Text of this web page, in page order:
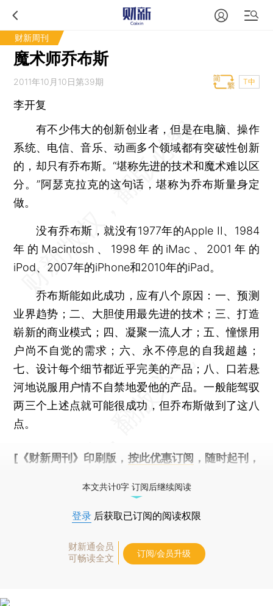
财新周刊
魔术师乔布斯
2011年10月10日第39期 T中
李开复
有不少伟大的创新创业者，但是在电脑、操作
系统、电信、音乐、动画多个领域都有突破性创新
的，却只有乔布斯。“堪称先进的技术和魔术难以区
分。”阿瑟克拉克的这句话，堪称为乔布斯量身定
做。
没有乔布斯，就没有1977年的Apple II、1984
年的Macintosh、1998年的iMac、2001年的
iPod、2007年的iPhone和2010年的iPad。
乔布斯能如此成功，应有八个原因：一、预测
业界趋势；二、大胆使用最先进的技术；三、打造
崭新的商业模式；四、凝聚一流人才；五、憧憬用
户尚不自觉的需求；六、永不停息的自我超越；
七、设计每个细节都近乎完美的产品；八、口若悬
河地说服用户情不自禁地爱他的产品。一般能驾驭
两三个上述点就可能很成功，但乔布斯做到了这八
点。
[《财新周刊》印刷版， 按此优惠订阅 ，随时起刊，
本文共计0字 订阅后继续阅读
登录 后获取已订阅的阅读权限
财新通会员
可畅读全文
订阅/会员升级